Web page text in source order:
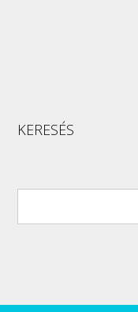
KERESÉS